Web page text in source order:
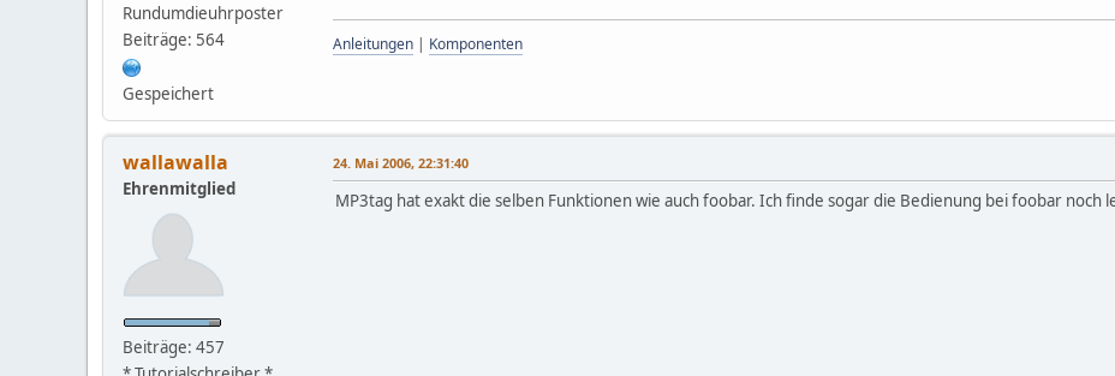
Rundumdieuhrposter
Beiträge: 564
Gespeichert
Anleitungen | Komponenten
wallawalla
Ehrenmitglied
Beiträge: 457
24. Mai 2006, 22:31:40
MP3tag hat exakt die selben Funktionen wie auch foobar. Ich finde sogar die Bedienung bei foobar noch